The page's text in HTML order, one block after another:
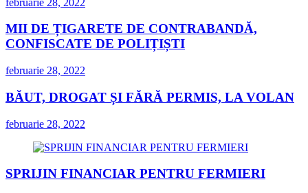
MII DE ȚIGARETE DE CONTRABANDĂ,
CONFISCATE DE POLIȚIȘTI
februarie 28, 2022
BĂUT, DROGAT ȘI FĂRĂ PERMIS, LA VOLAN
februarie 28, 2022
SPRIJIN FINANCIAR PENTRU FERMIERI